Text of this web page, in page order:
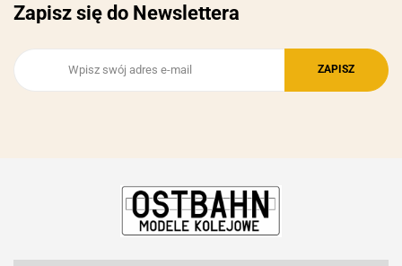
Zapisz się do Newslettera